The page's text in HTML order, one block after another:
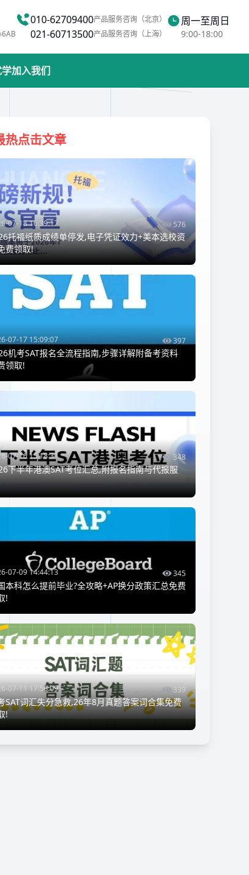
010-62709400产品服务咨询（北京）
021-60713500产品服务咨询（上海）
周一至周日
9:00-18:00
加入我们
热点击文章
07-18 16:39:17 576
托福纸质成绩单停发,电子凭证效力+美本选校资
费领取!
07-17 15:09:07 397
机考SAT报名全流程指南,步骤详解附备考资料
领取!
07-16 15:18:31 348
下半年港澳SAT考位汇总,附报名指南与代报服
07-09 14:44:13 345
本科怎么提前毕业?全攻略+AP换分政策汇总免费
!
07-11 17:56:09 339
SAT词汇失分急救,26年8月真题答案词合集免费
!